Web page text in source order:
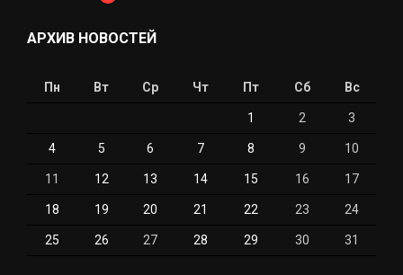
АРХИВ НОВОСТЕЙ
Пн Вт Ср Чт Пт Сб Вс
1 2 3
4 5 6 7 8 9 10
11 12 13 14 15 16 17
18 19 20 21 22 23 24
25 26 27 28 29 30 31